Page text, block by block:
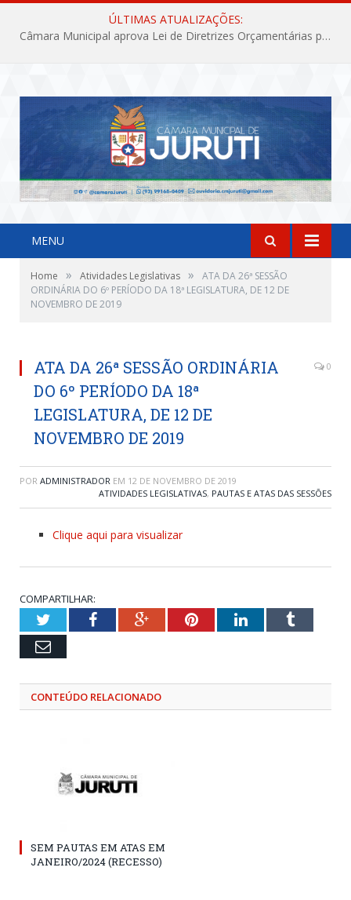
ÚLTIMAS ATUALIZAÇÕES:
Câmara Municipal aprova Lei de Diretrizes Orçamentárias para o exercício financeiro de 2027
MENU
Home » Atividades Legislativas »
ATA DA 26ª SESSÃO
ORDINÁRIA DO 6º PERÍODO DA 18ª LEGISLATURA, DE 12 DE
NOVEMBRO DE 2019
ATA DA 26ª SESSÃO ORDINÁRIA
DO 6º PERÍODO DA 18ª
LEGISLATURA, DE 12 DE
NOVEMBRO DE 2019
0
POR ADMINISTRADOR EM 12 DE NOVEMBRO DE 2019
ATIVIDADES LEGISLATIVAS, PAUTAS E ATAS DAS SESSÕES
Clique aqui para visualizar
COMPARTILHAR:
TwitterFacebookGoogle+PinterestLinkedInTumblr
Email
CONTEÚDO RELACIONADO
SEM PAUTAS EM ATAS EM
JANEIRO/2024 (RECESSO)